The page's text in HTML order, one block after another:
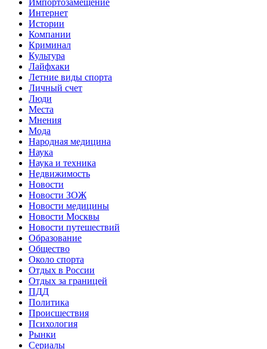
Интернет
Истории
Компании
Криминал
Культура
Лайфхаки
Летние виды спорта
Личный счет
Люди
Места
Мнения
Мода
Народная медицина
Наука
Наука и техника
Недвижимость
Новости
Новости ЗОЖ
Новости медицины
Новости Москвы
Новости путешествий
Образование
Общество
Около спорта
Отдых в России
Отдых за границей
ПДД
Политика
Происшествия
Психология
Рынки
Сериалы